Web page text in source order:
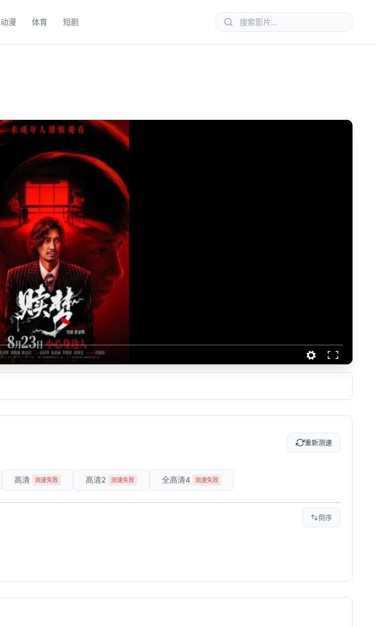
动漫 体育 短剧
重新测速
高清 测速失败 高清2 测速失败 全高清4 测速失败
倒序